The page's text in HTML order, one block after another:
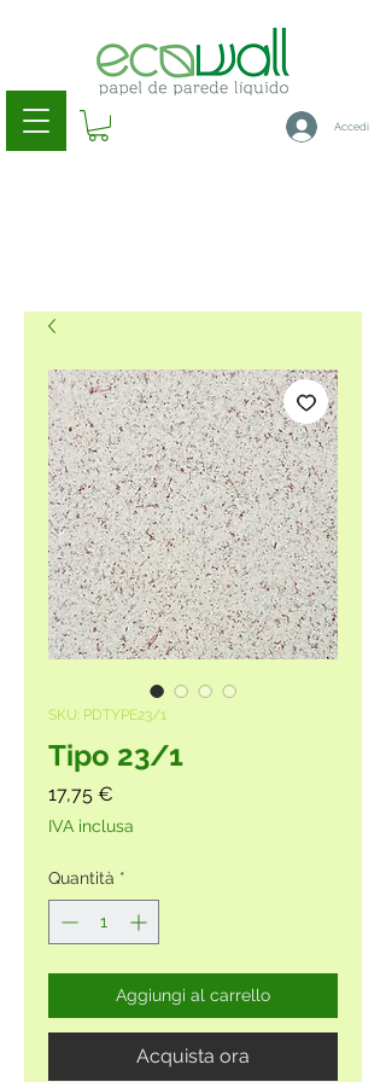
Accedi
SKU: PDTYPE23/1
Tipo 23/1
17,75 €
IVA inclusa
Quantità *
Aggiungi al carrello
Acquista ora